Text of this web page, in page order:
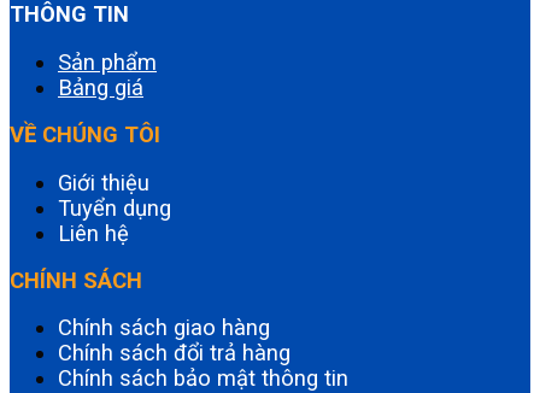
THÔNG TIN
Sản phẩm
Bảng giá
VỀ CHÚNG TÔI
Giới thiệu
Tuyển dụng
Liên hệ
CHÍNH SÁCH
Chính sách giao hàng
Chính sách đổi trả hàng
Chính sách bảo mật thông tin